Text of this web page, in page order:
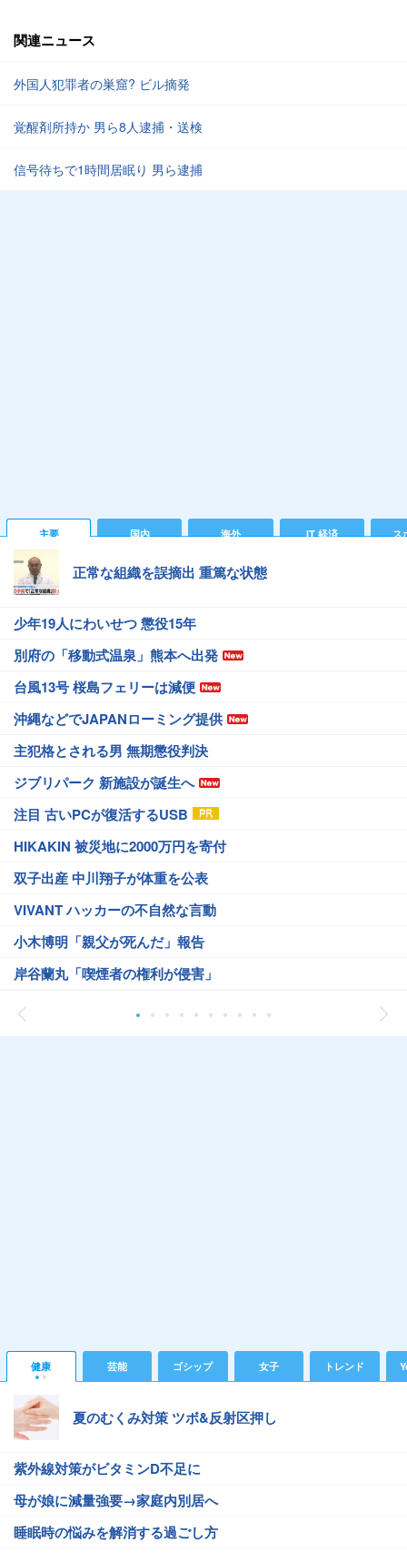
関連ニュース
外国人犯罪者の巣窟? ビル摘発
覚醒剤所持か 男ら8人逮捕・送検
信号待ちで1時間居眠り 男ら逮捕
主要 国内 海外 IT 経済 ス
正常な組織を誤摘出 重篤な状態
少年19人にわいせつ 懲役15年
別府の「移動式温泉」熊本へ出発
台風13号 桜島フェリーは減便
沖縄などでJAPANローミング提供
主犯格とされる男 無期懲役判決
ジブリパーク 新施設が誕生へ
注目 古いPCが復活するUSB
HIKAKIN 被災地に2000万円を寄付
双子出産 中川翔子が体重を公表
VIVANT ハッカーの不自然な言動
小木博明「親父が死んだ」報告
岸谷蘭丸「喫煙者の権利が侵害」
健康 芸能 ゴシップ 女子 トレンド
夏のむくみ対策 ツボ&反射区押し
紫外線対策がビタミンD不足に
母が娘に減量強要→家庭内別居へ
睡眠時の悩みを解消する過ごし方